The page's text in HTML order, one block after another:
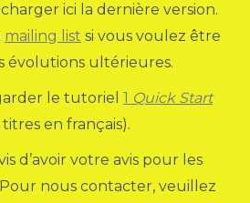
ici la dernière version.
mailing list si vous voulez être
évolutions ultérieures.
le tutoriel 1 Quick Start
titres en français).
d’avoir votre avis pour les
nous contacter, veuillez